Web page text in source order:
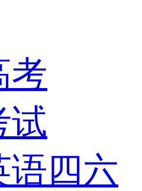
考
试
语四六